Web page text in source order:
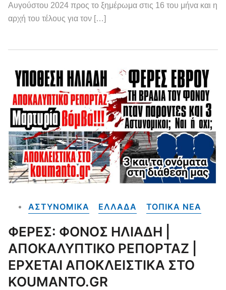
Αυγούστου 2024 προς το ξημέρωμα στις 16 του μήνα και η
αρχή του τέλους για τον […]
ΑΣΤΥΝΟΜΙΚΑ ΕΛΛΑΔΑ ΤΟΠΙΚΑ NEA
ΦΕΡΕΣ: ΦΟΝΟΣ ΗΛΙΑΔΗ |
ΑΠΟΚΑΛΥΠΤΙΚΟ ΡΕΠΟΡΤΑΖ |
ΕΡΧΕΤΑΙ ΑΠΟΚΛΕΙΣΤΙΚΑ ΣΤΟ
KOUMANTO.GR